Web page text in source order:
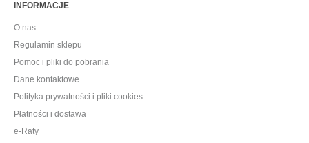
INFORMACJE
O nas
Regulamin sklepu
Pomoc i pliki do pobrania
Dane kontaktowe
Polityka prywatności i pliki cookies
Płatności i dostawa
e-Raty